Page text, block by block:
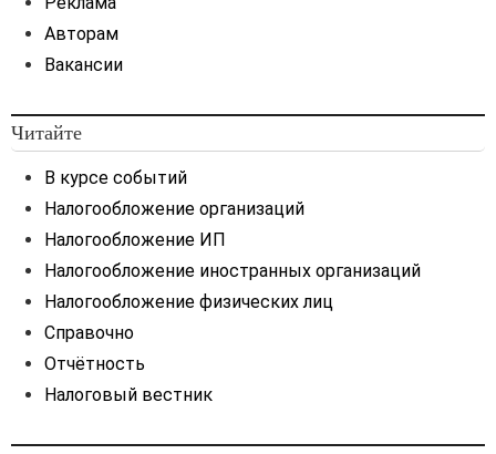
с перемещением товаров
информации,
объекты интеллектуальной
собственности,
имущественных прав,
Таким образом,
Авторам
Вакансии
Читайте
В курсе событий
Налогообложение организаций
Налогообложение ИП
Налогообложение иностранных организаций
Налогообложение физических лиц
Справочно
Отчётность
Налоговый вестник